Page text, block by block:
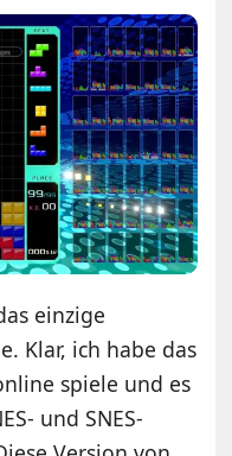
einzige
Klar, ich habe das
spiele und es
und SNES-